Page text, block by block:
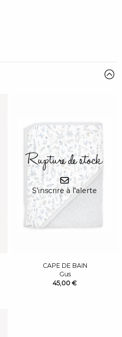
Rupture de stock
S'inscrire à l'alerte
CAPE DE BAIN
Gus
45,00 €